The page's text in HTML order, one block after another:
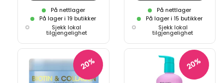
På nettlager
På lager i 19 butikker
Sjekk lokal
tilgjengelighet
På nettlager
På lager i 15 butikker
Sjekk lokal
tilgjengelighet
20% 20%